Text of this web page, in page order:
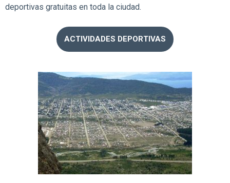
deportivas gratuitas en toda la ciudad.
ACTIVIDADES DEPORTIVAS